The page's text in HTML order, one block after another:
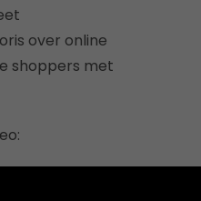
over online
shoppers met